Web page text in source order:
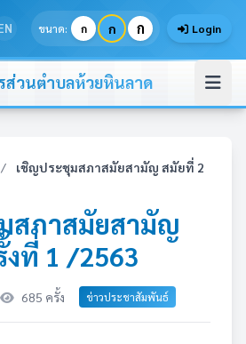
ขนาด: ก ก ก Login
ส่วนตำบลห้วยหินลาด
/
เชิญประชุมสภาสมัยสามัญ สมัยที่ 2
สภาสมัยสามัญ
ที่ 1 /2563
685 ครั้ง ข่าวประชาสัมพันธ์